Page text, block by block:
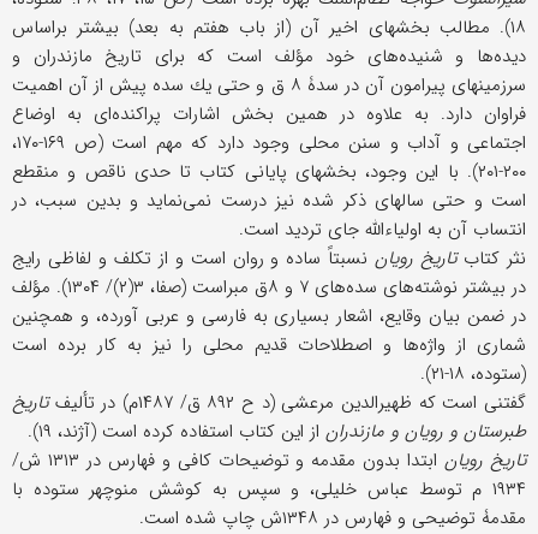
۱۸). مطالب بخشهای اخیر آن (از باب هفتم به بعد) بیشتر براساس
دیده‌ها و شنیده‌های خود مؤلف است كه برای تاریخ مازندران و
سرزمینهای پیرامون آن در سدۀ ۸ ق و حتى یك سده پیش از آن اهمیت
فراوان دارد. به علاوه در همین بخش اشارات پراكنده‌ای به اوضاع
اجتماعی و آداب و سنن محلی وجود دارد كه مهم است (ص ۱۶۹-۱۷۰،
۲۰۰-۲۰۱). با این وجود، بخشهای پایانی كتاب تا حدی ناقص و منقطع
است و حتى سالهای ذكر شده نیز درست نمی‌نماید و بدین سبب، در
انتساب آن به اولیاءالله جای تردید است.
نثر كتاب تاریخ رویان نسبتاً ساده و روان است و از تكلف و لفاظی رایج
در بیشتر نوشته‌های سده‌های ۷ و ۸ق مبراست (صفا، ۳(۲)/ ۱۳۰۴). مؤلف
در ضمن بیان وقایع، اشعار بسیاری به فارسی و عربی آورده، و همچنین
شماری از واژه‌ها و اصطلاحات قدیم محلی را نیز به كار برده است
(ستوده، ۱۸-۲۱).
گفتنی است كه ظهیرالدین مرعشی (د ح ۸۹۲ ق/ ۱۴۸۷م) در تألیف
تاریخ
طبرستان و رویان و مازندران از این كتاب استفاده كرده است (آژند، ۱۹).
تاریخ رویان
ابتدا بدون مقدمه و توضیحات كافی و فهارس در ۱۳۱۳ ش/
۱۹۳۴ م توسط عباس خلیلی، و سپس به كوشش منوچهر ستوده با
مقدمۀ توضیحی و فهارس در ۱۳۴۸ش چاپ شده است.